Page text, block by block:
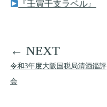
『壬寅干支ラベル』
令和3年度大阪国税局清酒鑑評
会